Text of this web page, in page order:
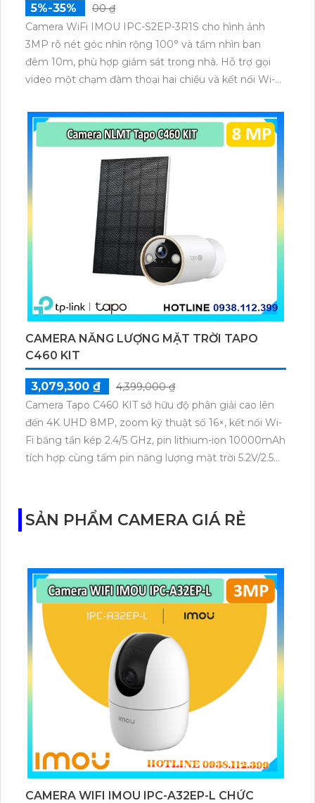
5%-35%
00 ₫
Camera WiFi IMOU IPC-S2EP-3R1S cho hình ảnh
3MP rõ nét góc nhìn rộng 100° và tầm nhìn ban
đêm 10m, phù hợp giám sát trong nhà. Hỗ trợ gọi
video một chạm đàm thoại hai chiều và kết nối Wi-Fi
microSD tối đa 256GB hoặc lưu đám mây dễ lắp đặt
cho gia đình và văn phòng nhỏ.
CAMERA NĂNG LƯỢNG MẶT TRỜI TAPO
C460 KIT
3,079,300 ₫
4,399,000 ₫
Camera Tapo C460 KIT sở hữu độ phân giải cao lên
đến 4K UHD 8MP, zoom kỹ thuật số 16×, kết nối Wi-
Fi băng tần kép 2.4/5 GHz, pin lithium-ion 10000mAh
tích hợp cùng tấm pin năng lượng mặt trời 5.2V/2.5W.
SẢN PHẨM CAMERA GIÁ RẺ
CAMERA WIFI IMOU IPC-A32EP-L CHỨC